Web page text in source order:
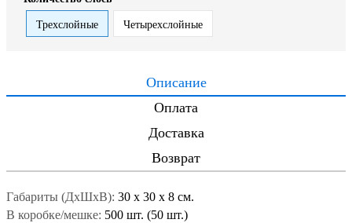
Трехслойные Четырехслойные
Описание
Оплата
Доставка
Возврат
Габариты (ДxШxВ): 30 x 30 x 8 см.
В коробке/мешке: 500 шт. (50 шт.)